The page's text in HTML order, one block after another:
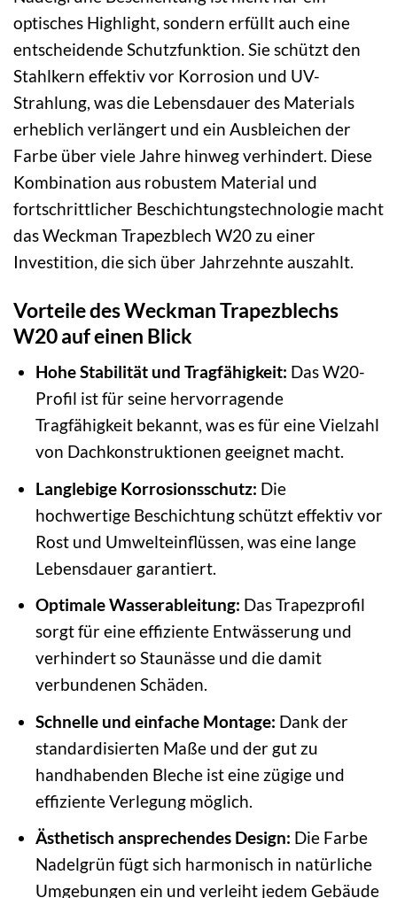
optisches Highlight, sondern erfüllt auch eine
entscheidende Schutzfunktion. Sie schützt den
Stahlkern effektiv vor Korrosion und UV-
Strahlung, was die Lebensdauer des Materials
erheblich verlängert und ein Ausbleichen der
Farbe über viele Jahre hinweg verhindert. Diese
Kombination aus robustem Material und
fortschrittlicher Beschichtungstechnologie macht
das Weckman Trapezblech W20 zu einer
Investition, die sich über Jahrzehnte auszahlt.
Vorteile des Weckman Trapezblechs
W20 auf einen Blick
Hohe Stabilität und Tragfähigkeit: Das W20-
Profil ist für seine hervorragende
Tragfähigkeit bekannt, was es für eine Vielzahl
von Dachkonstruktionen geeignet macht.
Langlebige Korrosionsschutz: Die
hochwertige Beschichtung schützt effektiv vor
Rost und Umwelteinflüssen, was eine lange
Lebensdauer garantiert.
Optimale Wasserableitung: Das Trapezprofil
sorgt für eine effiziente Entwässerung und
verhindert so Staunässe und die damit
verbundenen Schäden.
Schnelle und einfache Montage: Dank der
standardisierten Maße und der gut zu
handhabenden Bleche ist eine zügige und
effiziente Verlegung möglich.
Ästhetisch ansprechendes Design: Die Farbe
Nadelgrün fügt sich harmonisch in natürliche
Umgebungen ein und verleiht jedem Gebäude